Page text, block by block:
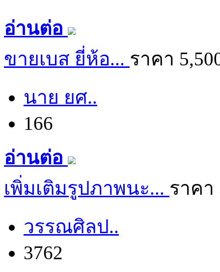
อ่านต่อ
ขายเบส ยี่ห้อ... ราคา
นาย ยศ..
166
อ่านต่อ
เพิ่มเติมรูปภาพนะ... ราคา
วรรณศิลป..
3762